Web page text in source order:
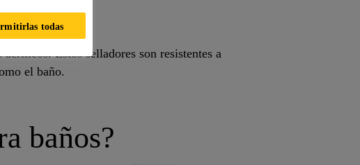
baño?
Estos selladores son resistentes a
el baño.
baños?
todas